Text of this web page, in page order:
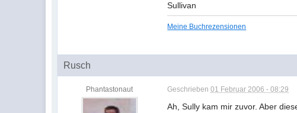
Sullivan
Meine Buchrezensionen
Rusch
Phantastonaut Geschrieben01 Februar 2006 - 08:29
Ah, Sully kam mir zuvor. Aber